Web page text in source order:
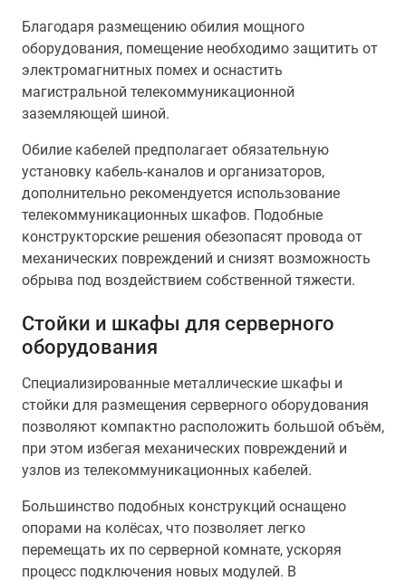
Благодаря размещению обилия мощного
оборудования, помещение необходимо защитить от
электромагнитных помех и оснастить
магистральной телекоммуникационной
заземляющей шиной.
Обилие кабелей предполагает обязательную
установку кабель-каналов и организаторов,
дополнительно рекомендуется использование
телекоммуникационных шкафов. Подобные
конструкторские решения обезопасят провода от
механических повреждений и снизят возможность
обрыва под воздействием собственной тяжести.
Стойки и шкафы для серверного
оборудования
Специализированные металлические шкафы и
стойки для размещения серверного оборудования
позволяют компактно расположить большой объём,
при этом избегая механических повреждений и
узлов из телекоммуникационных кабелей.
Большинство подобных конструкций оснащено
опорами на колёсах, что позволяет легко
перемещать их по серверной комнате, ускоряя
процесс подключения новых модулей. В